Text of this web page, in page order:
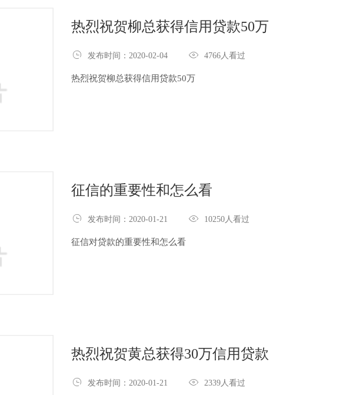
热烈祝贺柳总获得信用贷款50万
 发布时间：2020-02-04  4766人看过
热烈祝贺柳总获得信用贷款50万
征信的重要性和怎么看
 发布时间：2020-01-21  10250人看过
征信对贷款的重要性和怎么看
热烈祝贺黄总获得30万信用贷款
 发布时间：2020-01-21  2339人看过